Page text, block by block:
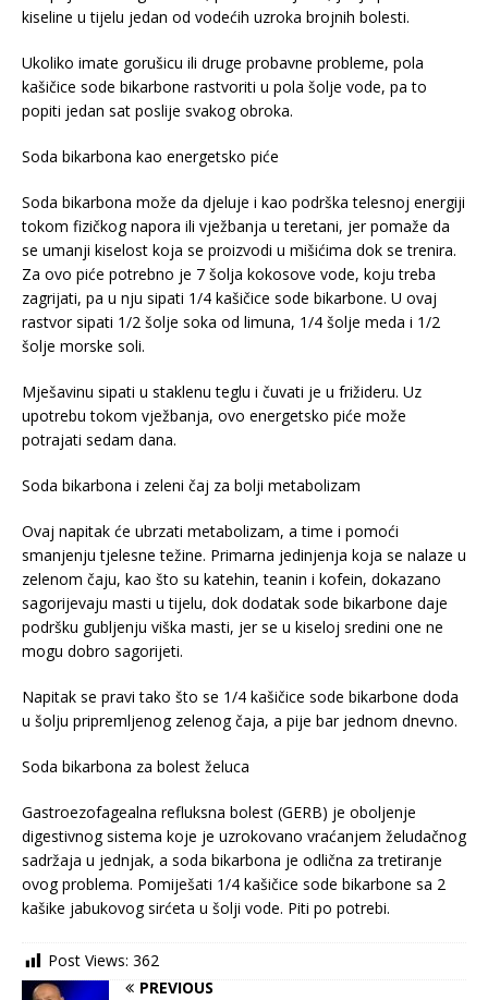
kiseline u tijelu jedan od vodećih uzroka brojnih bolesti.
Ukoliko imate gorušicu ili druge probavne probleme, pola
kašičice sode bikarbone rastvoriti u pola šolje vode, pa to
popiti jedan sat poslije svakog obroka.
Soda bikarbona kao energetsko piće
Soda bikarbona može da djeluje i kao podrška telesnoj energiji
tokom fizičkog napora ili vježbanja u teretani, jer pomaže da
se umanji kiselost koja se proizvodi u mišićima dok se trenira.
Za ovo piće potrebno je 7 šolja kokosove vode, koju treba
zagrijati, pa u nju sipati 1/4 kašičice sode bikarbone. U ovaj
rastvor sipati 1/2 šolje soka od limuna, 1/4 šolje meda i 1/2
šolje morske soli.
Mješavinu sipati u staklenu teglu i čuvati je u frižideru. Uz
upotrebu tokom vježbanja, ovo energetsko piće može
potrajati sedam dana.
Soda bikarbona i zeleni čaj za bolji metabolizam
Ovaj napitak će ubrzati metabolizam, a time i pomoći
smanjenju tjelesne težine. Primarna jedinjenja koja se nalaze u
zelenom čaju, kao što su katehin, teanin i kofein, dokazano
sagorijevaju masti u tijelu, dok dodatak sode bikarbone daje
podršku gubljenju viška masti, jer se u kiseloj sredini one ne
mogu dobro sagorijeti.
Napitak se pravi tako što se 1/4 kašičice sode bikarbone doda
u šolju pripremljenog zelenog čaja, a pije bar jednom dnevno.
Soda bikarbona za bolest želuca
Gastroezofagealna refluksna bolest (GERB) je oboljenje
digestivnog sistema koje je uzrokovano vraćanjem želudačnog
sadržaja u jednjak, a soda bikarbona je odlična za tretiranje
ovog problema. Pomiješati 1/4 kašičice sode bikarbone sa 2
kašike jabukovog sirćeta u šolji vode. Piti po potrebi.
Post Views: 362
PREVIOUS